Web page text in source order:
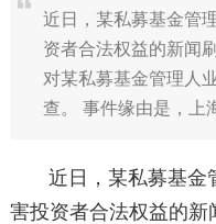
近日，某私募基金管
资者合法权益的新闻
对某私募基金管理人
查。 事件缘由是，上
近日，某私募基金
害投资者合法权益的